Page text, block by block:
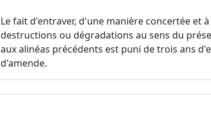
Le fait d'entraver, d'une manière concertée et
destructions ou dégradations au sens du
aux alinéas précédents est puni de trois ans
d'amende.